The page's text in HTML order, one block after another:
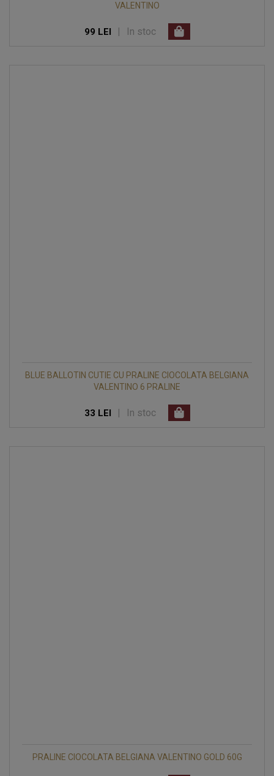
VALENTINO
99 LEI In stoc
BLUE BALLOTIN CUTIE CU PRALINE CIOCOLATA BELGIANA
VALENTINO 6 PRALINE
33 LEI In stoc
PRALINE CIOCOLATA BELGIANA VALENTINO GOLD 60G